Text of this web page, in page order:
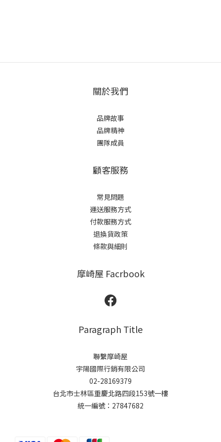
關於我們
品牌故事
品牌精神
團隊成員
顧客服務
常見問題
運送服務方式
付款服務方式
退換貨政策
條款與細則
摩崎屋 Facrbook
Paragraph Title
聯繫摩崎屋
宇陽國際行銷有限公司
02-28169379
台北市士林區重慶北路四段153號一樓
統一編號：27847682